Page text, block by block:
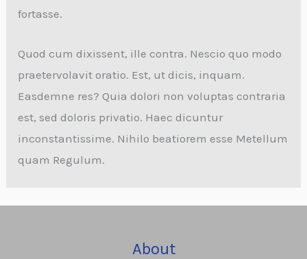
fortasse.
Quod cum dixissent, ille contra. Nescio quo modo
praetervolavit oratio. Est, ut dicis, inquam.
Easdemne res? Quia dolori non voluptas contraria
est, sed doloris privatio. Haec dicuntur
inconstantissime. Nihilo beatiorem esse Metellum
quam Regulum.
About